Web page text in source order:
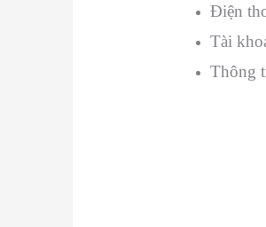
Điện
Tài
Thông